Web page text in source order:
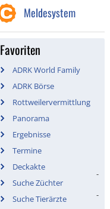
Meldesystem
Favoriten
ADRK World Family
ADRK Börse
Rottweilervermittlung
Panorama
Ergebnisse
Termine
Deckakte
Suche Züchter
Suche Tierärzte
-
-